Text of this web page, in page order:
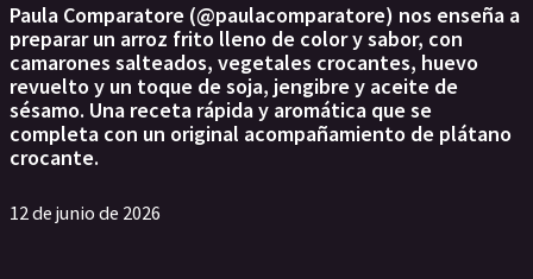
Paula Comparatore (@paulacomparatore) nos enseña a
preparar un arroz frito lleno de color y sabor, con
camarones salteados, vegetales crocantes, huevo
revuelto y un toque de soja, jengibre y aceite de
sésamo. Una receta rápida y aromática que se
completa con un original acompañamiento de plátano
crocante.
12 de junio de 2026